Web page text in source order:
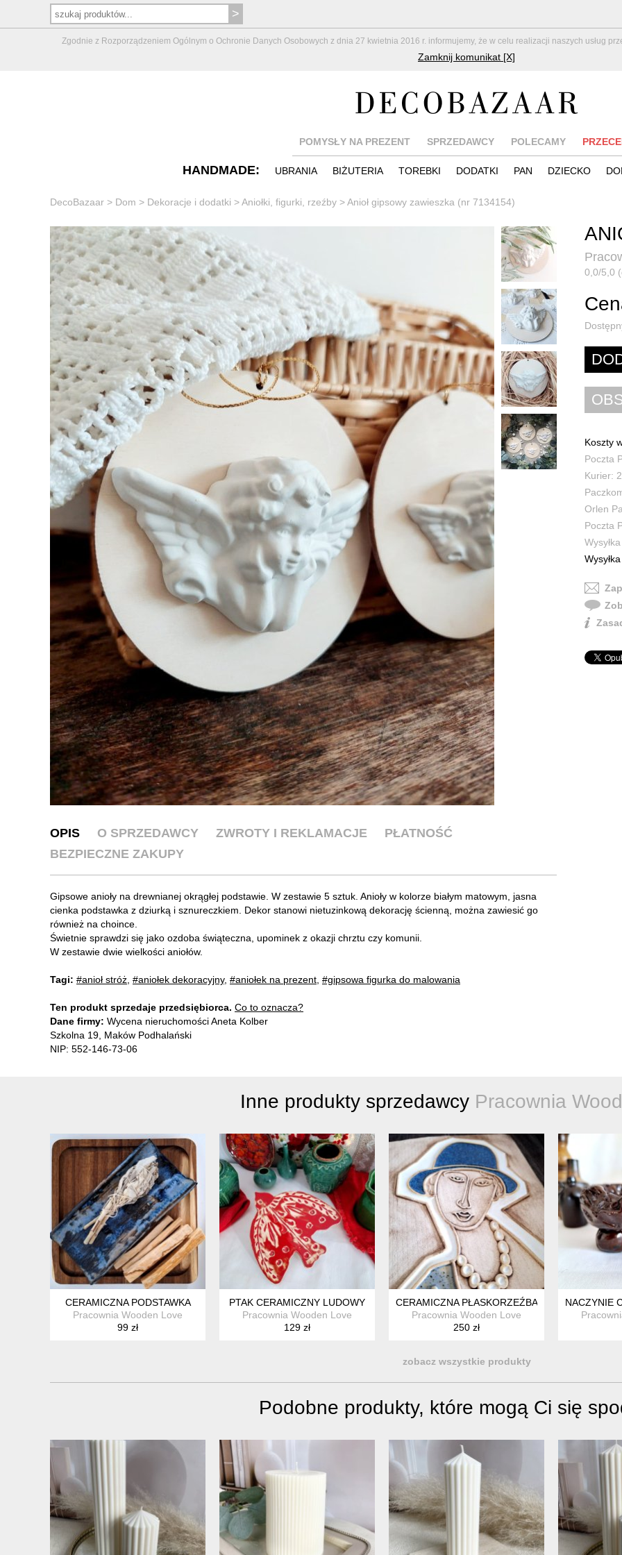
Zgodnie z Rozporządzeniem Ogólnym o Ochronie Danych Osobowych z dnia 27 kwietnia 2016 r. informujemy, że w celu realizacji naszych usług
Zamknij komunikat [X]
POMYSŁY NA PREZENT SPRZEDAWCY POLECAMY
HANDMADE: UBRANIA BIŻUTERIA TOREBKI DODATKI PAN DZIECKO
DecoBazaar > Dom > Dekoracje i dodatki >Aniołki, figurki, rzeźby >Anioł gipsowy zawieszka (nr 7134154)
0,0/5,0
Koszty
Poczta
Kurier:
Orlen
Poczta
OPIS O SPRZEDAWCY ZWROTY I REKLAMACJE
PŁATNOŚĆ
BEZPIECZNE ZAKUPY
Gipsowe anioły na drewnianej okrągłej podstawie. W zestawie 5 sztuk. Anioły w kolorze białym matowym, jasna
cienka podstawka z dziurką i sznureczkiem. Dekor stanowi nietuzinkową dekorację ścienną, można zawiesić go
również na choince.
Świetnie sprawdzi się jako ozdoba świąteczna, upominek z okazji chrztu czy komunii.
W zestawie dwie wielkości aniołów.
Tagi: #anioł stróż #aniołek dekoracyjny, #aniołek na prezent #gipsowa figurka do malowania
Ten produkt sprzedaje przedsiębiorca. Co to oznacza?
Dane firmy: Wycena nieruchomości Aneta Kolber
Szkolna 19, Maków Podhalański
NIP: 552-146-73-06
Inne produkty sprzedawcy Pracownia
CERAMICZNA PODSTAWKA
Pracownia Wooden Love
99 zł
PTAK CERAMICZNY LUDOWY
Pracownia Wooden Love
129 zł
CERAMICZNA PŁASKORZEŹBA OBRAZ
Pracownia Wooden Love
250 zł
NACZYNIE
zobacz wszystkie produkty
Podobne produkty, które mogą Ci się